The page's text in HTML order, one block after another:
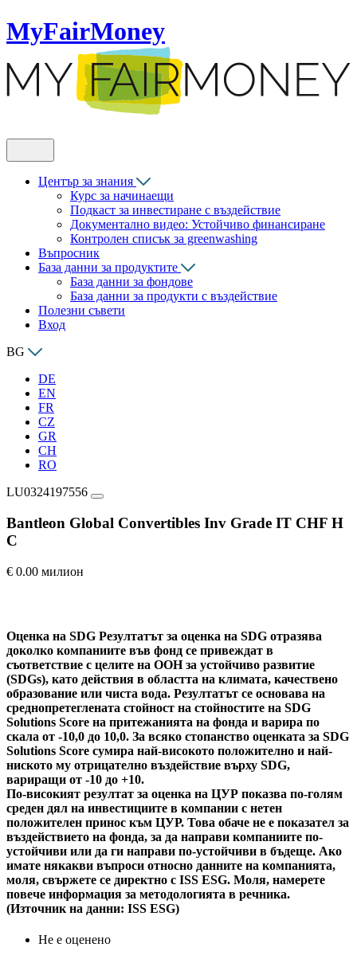
MyFairMoney
Център за знания
Курс за начинаещи
Подкаст за инвестиране с въздействие
Документално видео: Устойчиво финансиране
Контролен списък за greenwashing
Въпросник
База данни за продуктите
База данни за фондове
База данни за продукти с въздействие
Полезни съвети
Вход
BG
DE
EN
FR
CZ
GR
CH
RO
LU0324197556
Bantleon Global Convertibles Inv Grade IT CHF H
C
€ 0.00 милион
Оценка на SDG Резултатът за оценка на SDG отразява
доколко компаниите във фонд се привеждат в
съответствие с целите на ООН за устойчиво развитие
(SDGs), като действия в областта на климата, качествено
образование или чиста вода. Резултатът се основава на
среднопретеглената стойност на стойностите на SDG
Solutions Score на притежанията на фонда и варира по
скала от -10,0 до 10,0. За всяко стопанство оценката за SDG
Solutions Score сумира най-високото положително и най-
ниското му отрицателно въздействие върху SDG,
вариращи от -10 до +10.
По-високият резултат за оценка на ЦУР показва по-голям
среден дял на инвестициите в компании с нетен
положителен принос към ЦУР. Това обаче не е показател за
въздействието на фонда, за да направи компаниите по-
устойчиви или да ги направи по-устойчиви в бъдеще. Ако
имате някакви въпроси относно данните на компанията,
моля, свържете се директно с ISS ESG. Моля, намерете
повече информация за методологията в речника.
(Източник на данни: ISS ESG)
Не е оценено